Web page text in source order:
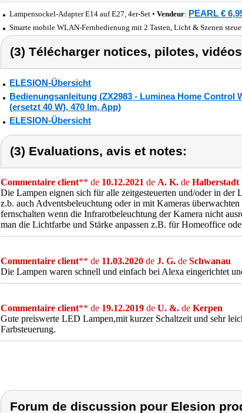
Lampensockel-Adapter E14 auf E27, 4er-Set • Vendeur: PEARL €
Smarte mobile WLAN-Fernbedienung mit 2 Tasten, Licht & Szenen
(3) Télécharger notices, pilotes,
ELESION-Übersicht
Bedienungsanleitung (ZX2983 - Luminea Home Control
(ersetzt 40 W), 470 lm, App)
ELESION-Übersicht
(3) Evaluations, avis et notes:
Commentaire client** de 10.12.2021 de A. K. de Halberstadt
Die Lampen eignen sich für alle zeitgesteuerten und/oder in
z.b. auch Adventsbeleuchtung oder in mit Kameras
fernschalten wenn die Infrarotbeleuchtung der Kamera nicht
man die Lichtfarbe und Stärke anpassen z.B. für Homeoffice
Commentaire client** de 11.03.2020 de J. G. de Schwanau
Die Lampen waren schnell und einfach bei Alexa eingerichtet
Commentaire client** de 19.12.2019 de U. &. de Kerpen
Gute preiswerte LED Lampen,mit kurzer Schaltzeit und sehr
Farbsteuerung.
Forum de discussion pour Elesion